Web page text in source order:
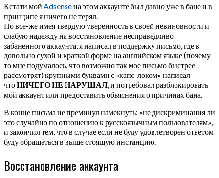
Кстати мой Adsenseна этом аккаунте был давно уже в бане и в
принципе я ничего не терял.
Но все-же имея твердую уверенность в своей невиновности и
слабую надежду на восстановление несправедливо
забаненного аккаунта, я написал в поддержку письмо, где в
довольно сухой и краткой форме на английском языке (почему
то мне подумалось, что возможно так мое письмо быстрее
рассмотрят) крупными буквами с «капс-локом» написал
чтоНИЧЕГО НЕ НАРУШАЛ , и потребовал разблокировать
мой аккаунт или предоставить обьяснения о причинах бана.
В конце письма не преминул намекнуть: «не дискриминация ли
это случайно по отношению к русскоязычным пользователям»,
и закончил тем, что в случае если не буду удовлетворен ответом
буду обращаться в выше стоящую инстанцию.
Восстановление аккаунта